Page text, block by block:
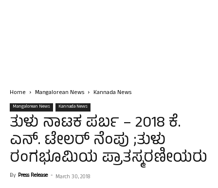
Home Mangalorean News Kannada News
Mangalorean News Kannada News
ತುಳು ನಾಟಕ ಪರ್ಬ – 2018 ಕೆ.
ಎನ್. ಟೇಲರ್ ನೆಂಪು ;ತುಳು
ರಂಗಭೂಮಿಯ ಪ್ರಾತಸ್ಮರಣೀಯರು
By Press Release - March 30, 2018